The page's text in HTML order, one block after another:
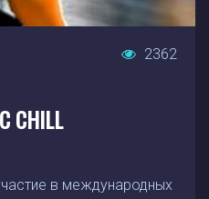
2362
CHILL
в международных